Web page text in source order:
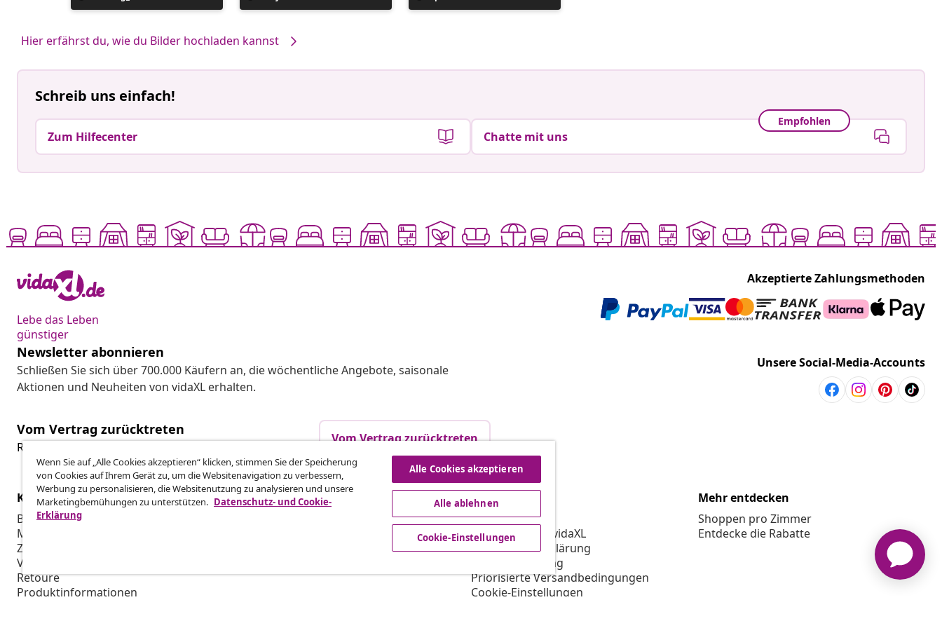
veröffentlicht
veröffentlicht
veröffentlicht
Hier erfährst du, wie du Bilder hochladen kannst
Schreib uns einfach!
Zum Hilfecenter
Empfohlen
Chatte mit uns
Lebe das Leben
günstiger
Akzeptierte Zahlungsmethoden
Newsletter abonnieren
Schließen Sie sich über 700.000 Käufern an, die wöchentliche Angebote, saisonale
Aktionen und Neuheiten von vidaXL erhalten.
Unsere Social-Media-Accounts
Vom Vertrag zurücktreten
Reiche einen Widerrufsantrag für deine Bestellung ein.
Vom Vertrag zurücktreten
Kundenservice
Bestellung verfolgen
Mein Konto
Zahlung
Versand & Lieferung
Retoure
Produktinformationen
Business
vidaXL
Über vidaXL
AGB Verkäufer vidaXL
Datenschutzerklärung
Cookie-Erklärung
Priorisierte Versandbedingungen
Cookie-Einstellungen
Mehr entdecken
Shoppen pro Zimmer
Entdecke die Rabatte
Wenn Sie auf „Alle Cookies akzeptieren“ klicken, stimmen Sie der Speicherung
von Cookies auf Ihrem Gerät zu, um die Websitenavigation zu verbessern,
Werbung zu personalisieren, die Websitenutzung zu analysieren und unsere
Marketingbemühungen zu unterstützen. Datenschutz- und Cookie-
Erklärung
Alle Cookies akzeptieren
Alle ablehnen
Cookie-Einstellungen